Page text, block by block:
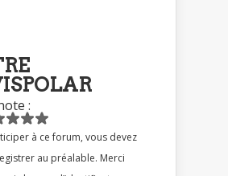
:
vous devez
au préalable. Merci